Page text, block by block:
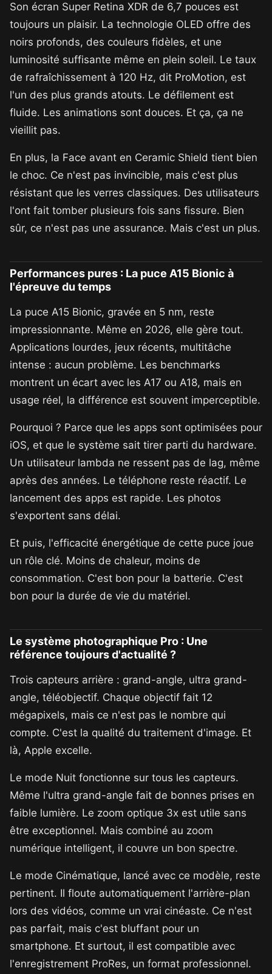
Son écran Super Retina XDR de 6,7 pouces est
toujours un plaisir. La technologie OLED offre des
noirs profonds, des couleurs fidèles, et une
luminosité suffisante même en plein soleil. Le taux
de rafraîchissement à 120 Hz, dit ProMotion, est
l'un des plus grands atouts. Le défilement est
fluide. Les animations sont douces. Et ça, ça ne
vieillit pas.
En plus, la Face avant en Ceramic Shield tient bien
le choc. Ce n'est pas invincible, mais c'est plus
résistant que les verres classiques. Des utilisateurs
l'ont fait tomber plusieurs fois sans fissure. Bien
sûr, ce n'est pas une assurance. Mais c'est un plus.
Performances pures : La puce A15 Bionic à
l'épreuve du temps
La puce A15 Bionic, gravée en 5 nm, reste
impressionnante. Même en 2026, elle gère tout.
Applications lourdes, jeux récents, multitâche
intense : aucun problème. Les benchmarks
montrent un écart avec les A17 ou A18, mais en
usage réel, la différence est souvent imperceptible.
Pourquoi ? Parce que les apps sont optimisées pour
iOS, et que le système sait tirer parti du hardware.
Un utilisateur lambda ne ressent pas de lag, même
après des années. Le téléphone reste réactif. Le
lancement des apps est rapide. Les photos
s'exportent sans délai.
Et puis, l'efficacité énergétique de cette puce joue
un rôle clé. Moins de chaleur, moins de
consommation. C'est bon pour la batterie. C'est
bon pour la durée de vie du matériel.
Le système photographique Pro : Une
référence toujours d'actualité ?
Trois capteurs arrière : grand-angle, ultra grand-
angle, téléobjectif. Chaque objectif fait 12
mégapixels, mais ce n'est pas le nombre qui
compte. C'est la qualité du traitement d'image. Et
là, Apple excelle.
Le mode Nuit fonctionne sur tous les capteurs.
Même l'ultra grand-angle fait de bonnes prises en
faible lumière. Le zoom optique 3x est utile sans
être exceptionnel. Mais combiné au zoom
numérique intelligent, il couvre un bon spectre.
Le mode Cinématique, lancé avec ce modèle, reste
pertinent. Il floute automatiquement l'arrière-plan
lors des vidéos, comme un vrai cinéaste. Ce n'est
pas parfait, mais c'est bluffant pour un
smartphone. Et surtout, il est compatible avec
l'enregistrement ProRes, un format professionnel.